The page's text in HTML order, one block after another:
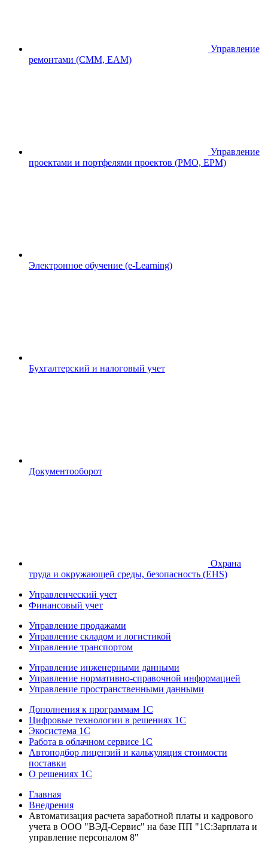
Управление
ремонтами (CMM, EAM)
Управление
проектами и портфелями проектов (PMO, EPM)
Электронное обучение (e-Learning)
Бухгалтерский и налоговый учет
Документооборот
Охрана
труда и окружающей среды, безопасность (EHS)
Управленческий учет
Финансовый учет
Управление продажами
Управление складом и логистикой
Управление транспортом
Управление инженерными данными
Управление нормативно-справочной информацией
Управление пространственными данными
Дополнения к программам 1С
Цифровые технологии в решениях 1С
Экосистема 1С
Работа в облачном сервисе 1С
Автоподбор лицензий и калькуляция стоимости
поставки
О решениях 1С
Главная
Внедрения
Автоматизация расчета заработной платы и кадрового
учета в ООО "ВЭД-Сервис" на базе ПП "1С:Зарплата и
управление персоналом 8"